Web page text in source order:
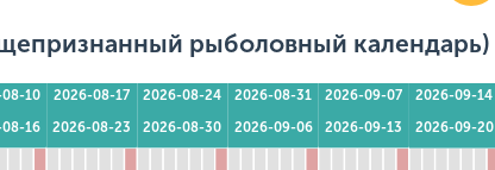
рыболовный календарь)
10
16
2026-08-17
2026-08-23
2026-08-24
2026-08-30
2026-08-31
2026-09-06
2026-09-07
2026-09-13
2026-09-14
2026-09-20